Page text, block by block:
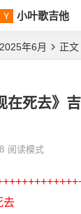
小叶歌吉他
2025年6月 正文
在死去》
阅读模式
去